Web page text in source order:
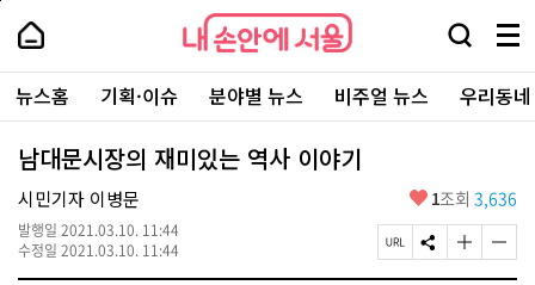
본
로
가
내
손
안
에
서
울
-
서
울
시
대
표
소
내
손
에
울
검
창
열
기
메
뉴
전
체
보
주
요
서
뉴스홈 기획·이슈 분야별 뉴스 비주얼 뉴스 우리동
남대문시장의 재미있는 역사 이야기
시민기자 이병문
발행일 2021.03.10. 11:44
수정일 2021.03.10. 11:44
좋
요
1조회 3,636
페
이
S
N
글
자
글
자
페
상
단
로